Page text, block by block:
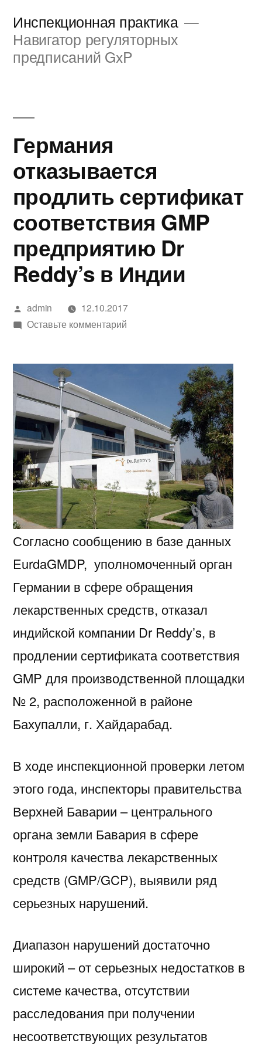
содержимому
Инспекционная практика
Навигатор регуляторных
предписаний GxP
Германия
отказывается
продлить сертификат
соответствия GMP
предприятию Dr
Reddy’s в Индии
Написано
автором
admin
12.10.2017
Оставьте комментарийк
соответствия
GMP
предприятию
Dr
Reddy’s
Индии
Согласно сообщению в базе данных
EurdaGMDP, уполномоченный орган
Германии в сфере обращения
лекарственных средств, отказал
индийской компании Dr Reddy’s, в
продлении сертификата соответствия
GMP для производственной площадки
№ 2, расположенной в районе
Бахупалли, г. Хайдарабад.
В ходе инспекционной проверки летом
этого года, инспекторы правительства
Верхней Баварии – центрального
органа земли Бавария в сфере
контроля качества лекарственных
средств (GMP/GCP), выявили ряд
серьезных нарушений.
Диапазон нарушений достаточно
широкий – от серьезных недостатков в
системе качества, отсутствии
расследования при получении
несоответствующих результатов